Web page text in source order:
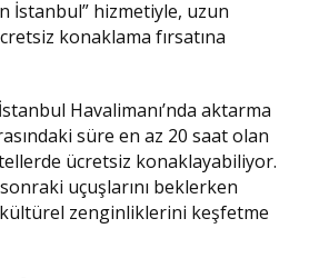
İstanbul” hizmetiyle, uzun
konaklama fırsatına
Havalimanı’nda aktarma
süre en az 20 saat olan
ücretsiz konaklayabiliyor.
uçuşlarını beklerken
zenginliklerini keşfetme